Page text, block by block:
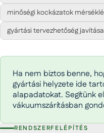
minőségi kockázatok
gyártási tervezhetőség javítása
Ha nem biztos benne,
gyártási helyzete ide
alapadatokat. Segítünk
vákuumszárításban
RENDSZERFELÉPÍTÉS